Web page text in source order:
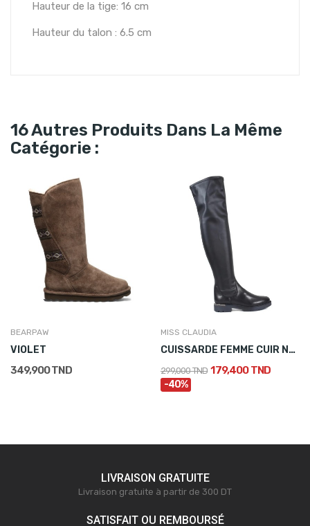
Hauteur de la tige: 16 cm
Hauteur du talon : 6.5 cm
16 Autres Produits Dans La Même
Catégorie :
BEARPAW
VIOLET
349,900 TND
MISS CLAUDIA
CUISSARDE FEMME CUIR NOIR
299,000 TND 179,400 TND
-40%
LIVRAISON GRATUITE
Livraison gratuite à partir de 300 DT
SATISFAIT OU REMBOURSÉ